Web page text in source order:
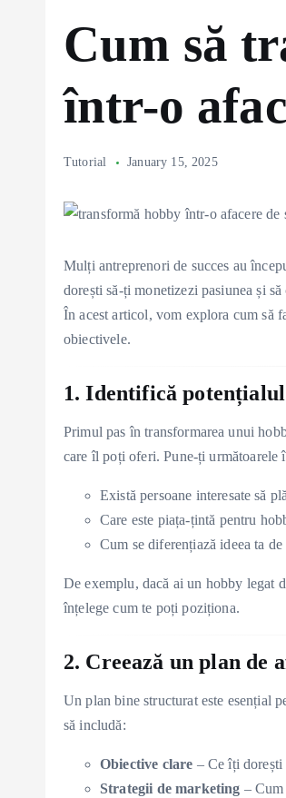
Cum să
într-o
Tutorial January 15, 2025
Mulți antreprenori de succes au
dorești să-ți monetizezi pasiunea și
În acest articol, vom explora cum să
obiectivele.
1. Identifică
Primul pas în transformarea unui
care îl poți oferi. Pune-ți următoarele
Există persoane interesate să
Care este piața-țintă pentru
Cum se diferențiază ideea ta de
De exemplu, dacă ai un hobby legat
înțelege cum te poți poziționa.
2. Creează un plan de
Un plan bine structurat este esențial
să includă:
Obiective clare – Ce îți dorești
Strategii de marketing –